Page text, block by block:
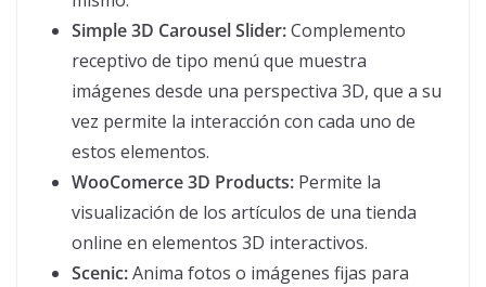
Simple 3D Carousel Slider:Complemento
receptivo de tipo menú que muestra
imágenes desde una perspectiva 3D, que a su
vez permite la interacción con cada uno de
estos elementos.
WooComerce 3D Products: Permite la
visualización de los artículos de una tienda
online en elementos 3D interactivos.
Scenic:Anima fotos o imágenes fijas para